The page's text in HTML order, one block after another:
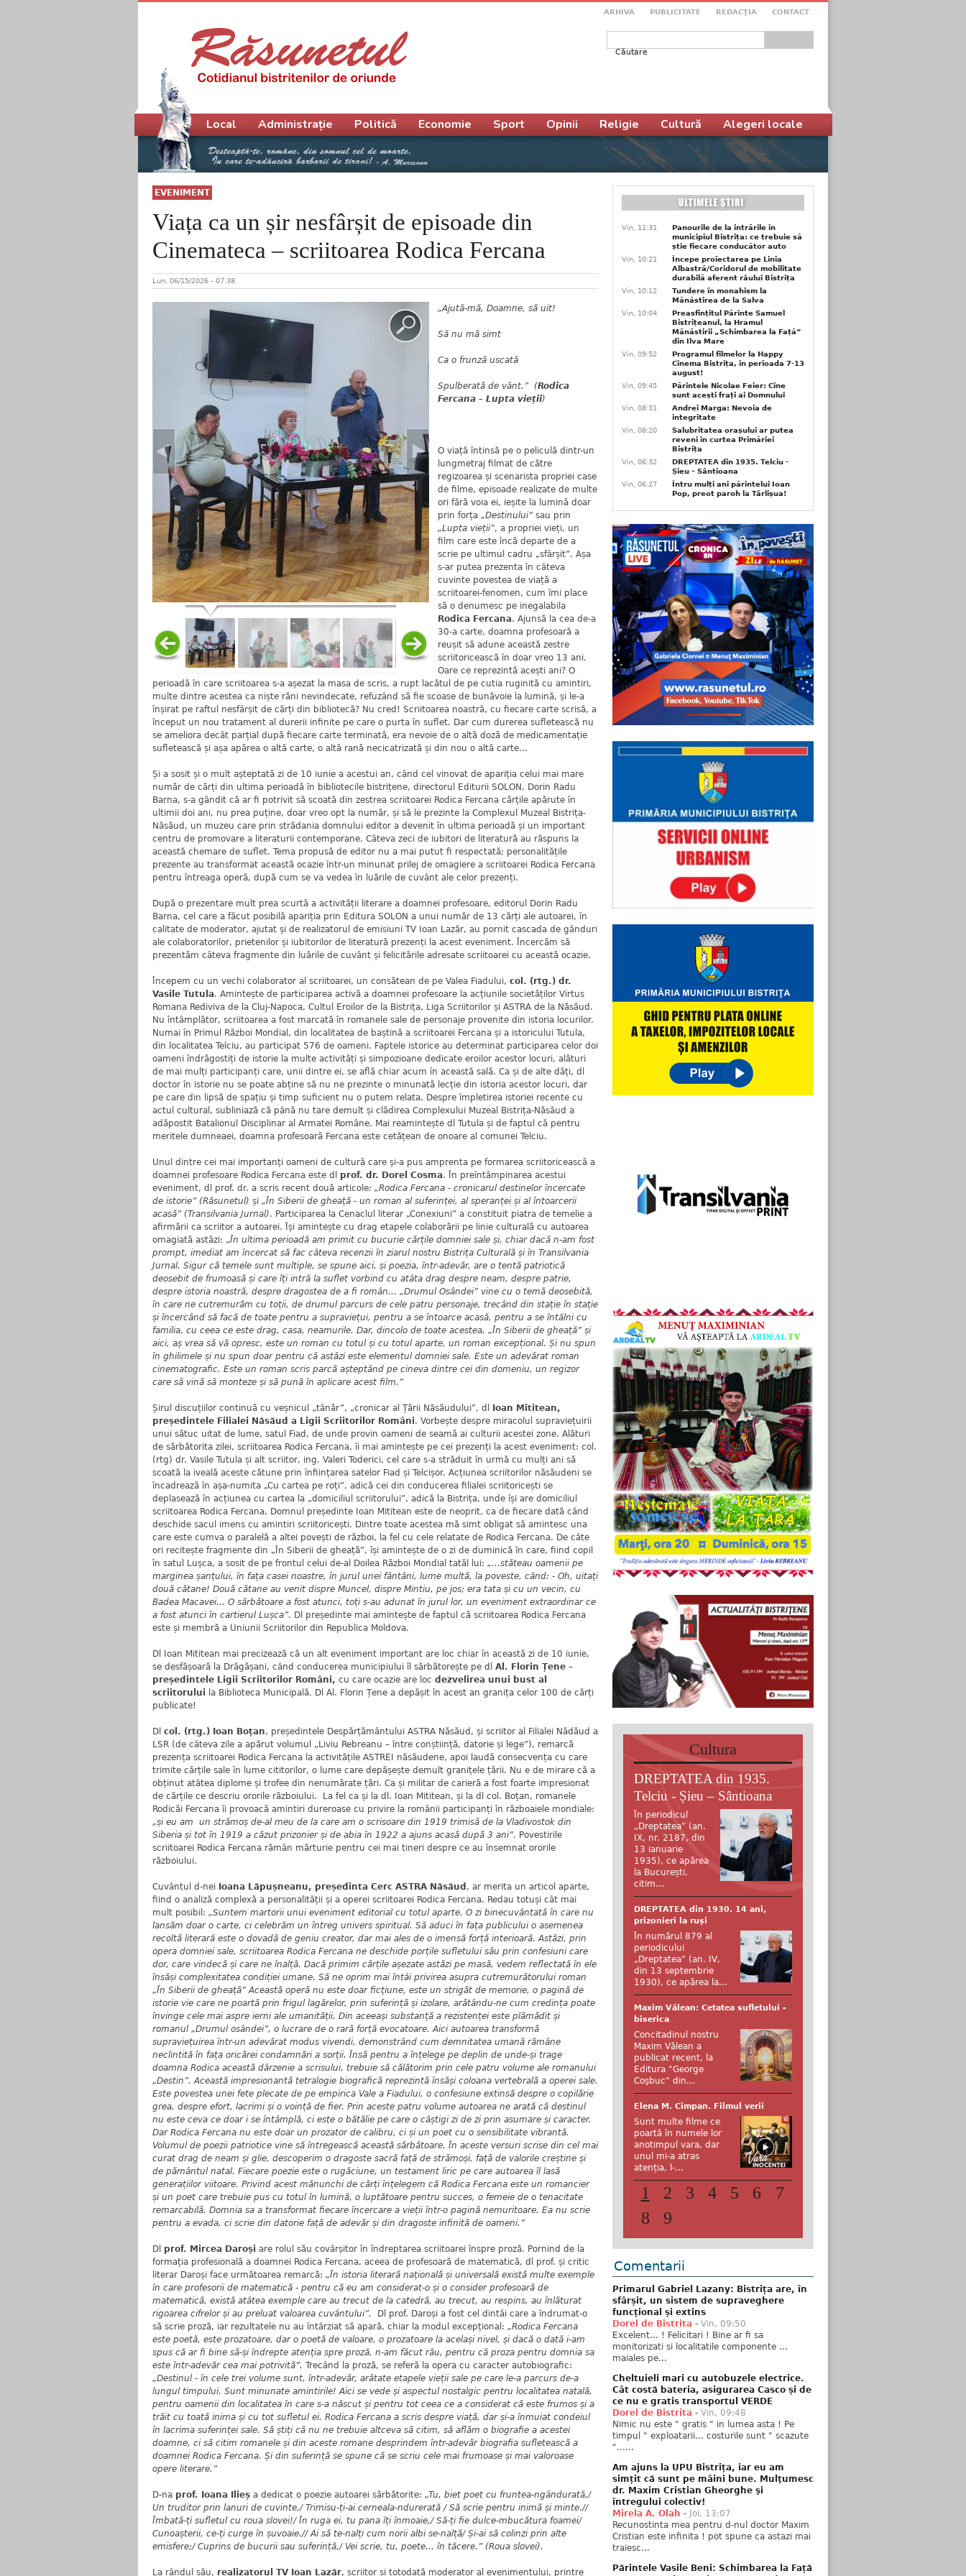
ARHIVA PUBLICITATE REDACŢIA CONTACT
Formular de căutare
EVENIMENT
Viața ca un șir nesfârșit de episoade din
Cinemateca – scriitoarea Rodica Fercana
Lun, 06/15/2026 - 07:38
„Ajută-mă, Doamne, să uit!
Să nu mă simt
Ca o frunză uscată
Spulberată de vânt.” (Rodica
Fercana – Lupta vieții)
O viață întinsă pe o peliculă dintr-un
lungmetraj filmat de către
regizoarea și scenarista propriei case
de filme, episoade realizate de multe
ori fără voia ei, ieșite la lumină doar
prin forța „Destinului”sau prin
„Lupta vieții”, a propriei vieți, un
film care este încă departe de a
scrie pe ultimul cadru „sfârșit”. Așa
s-ar putea prezenta în câteva
cuvinte povestea de viață a
scriitoarei-fenomen, cum îmi place
să o denumesc pe inegalabila
Rodica Fercana. Ajunsă la cea de-a
30-a carte, doamna profesoară a
reușit să adune această zestre
scriitoricească în doar vreo 13 ani.
Oare ce reprezintă acești ani? O
perioadă în care scriitoarea s-a așezat la masa de scris, a rupt lacătul de pe cutia ruginită cu amintiri,
multe dintre acestea ca niște răni nevindecate, refuzând să fie scoase de bunăvoie la lumină, și le-a
înșirat pe raftul nesfârșit de cărți din bibliotecă? Nu cred! Scriitoarea noastră, cu fiecare carte scrisă, a
început un nou tratament al durerii infinite pe care o purta în suflet. Dar cum durerea sufletească nu
se ameliora decât parțial după fiecare carte terminată, era nevoie de o altă doză de medicamentație
sufletească și așa apărea o altă carte, o altă rană necicatrizată și din nou o altă carte...
Și a sosit și o mult așteptată zi de 10 iunie a acestui an, când cel vinovat de apariția celui mai mare
număr de cărți din ultima perioadă în bibliotecile bistrițene, directorul Editurii SOLON, Dorin Radu
Barna, s-a gândit că ar fi potrivit să scoată din zestrea scriitoarei Rodica Fercana cărțile apărute în
ultimii doi ani, nu prea puține, doar vreo opt la număr, și să le prezinte la Complexul Muzeal Bistrița-
Năsăud, un muzeu care prin strădania domnului editor a devenit în ultima perioadă și un important
centru de promovare a literaturii contemporane. Câteva zeci de iubitori de literatură au răspuns la
această chemare de suflet. Tema propusă de editor nu a mai putut fi respectată; personalitățile
prezente au transformat această ocazie într-un minunat prilej de omagiere a scriitoarei Rodica Fercana
pentru întreaga operă, după cum se va vedea în luările de cuvânt ale celor prezenți.
După o prezentare mult prea scurtă a activității literare a doamnei profesoare, editorul Dorin Radu
Barna, cel care a făcut posibilă apariția prin Editura SOLON a unui număr de 13 cărți ale autoarei, în
calitate de moderator, ajutat și de realizatorul de emisiuni TV Ioan Lazăr, au pornit cascada de gânduri
ale colaboratorilor, prietenilor și iubitorilor de literatură prezenți la acest eveniment. Încercăm să
prezentăm câteva fragmente din luările de cuvânt și felicitările adresate scriitoarei cu această ocazie.
Începem cu un vechi colaborator al scriitoarei, un consătean de pe Valea Fiadului, col. (rtg.) dr.
Vasile Tutula. Amintește de participarea activă a doamnei profesoare la acțiunile societăților Virtus
Romana Rediviva de la Cluj-Napoca, Cultul Eroilor de la Bistrița, Liga Scriitorilor și ASTRA de la Năsăud.
Nu întâmplător, scriitoarea a fost marcată în romanele sale de personaje provenite din istoria locurilor.
Numai în Primul Război Mondial, din localitatea de baștină a scriitoarei Fercana și a istoricului Tutula,
din localitatea Telciu, au participat 576 de oameni. Faptele istorice au determinat participarea celor doi
oameni îndrăgostiți de istorie la multe activități și simpozioane dedicate eroilor acestor locuri, alături
de mai mulți participanți care, unii dintre ei, se află chiar acum în această sală. Ca și de alte dăți, dl
doctor în istorie nu se poate abține să nu ne prezinte o minunată lecție din istoria acestor locuri, dar
pe care din lipsă de spațiu și timp suficient nu o putem relata. Despre împletirea istoriei recente cu
actul cultural, subliniază că până nu tare demult și clădirea Complexului Muzeal Bistrița-Năsăud a
adăpostit Batalionul Disciplinar al Armatei Române. Mai reamintește dl Tutula și de faptul că pentru
meritele dumneaei, doamna profesoară Fercana este cetățean de onoare al comunei Telciu.
Unul dintre cei mai importanți oameni de cultură care și-a pus amprenta pe formarea scriitoricească a
doamnei profesoare Rodica Fercana este dl prof. dr. Dorel Cosma. În preîntâmpinarea acestui
eveniment, dl prof. dr. a scris recent două articole: „Rodica Fercana - cronicarul destinelor încercate
de istorie” (Răsunetul) și „În Siberii de gheață - un roman al suferinței, al speranței și al întoarcerii
acasă” (Transilvania Jurnal). Participarea la Cenaclul literar „Conexiuni” a constituit piatra de temelie a
afirmării ca scriitor a autoarei. Își amintește cu drag etapele colaborării pe linie culturală cu autoarea
omagiată astăzi: „În ultima perioadă am primit cu bucurie cărțile domniei sale și, chiar dacă n-am fost
prompt, imediat am încercat să fac câteva recenzii în ziarul nostru Bistrița Culturală și în Transilvania
Jurnal. Sigur că temele sunt multiple, se spune aici, și poezia, într-adevăr, are o tentă patriotică
deosebit de frumoasă și care îți intră la suflet vorbind cu atâta drag despre neam, despre patrie,
despre istoria noastră, despre dragostea de a fi român... „Drumul Osândei” vine cu o temă deosebită,
în care ne cutremurăm cu toții, de drumul parcurs de cele patru personaje, trecând din stație în stație
și încercând să facă de toate pentru a supraviețui, pentru a se întoarce acasă, pentru a se întâlni cu
familia, cu ceea ce este drag, casa, neamurile. Dar, dincolo de toate acestea, „În Siberii de gheață” și
aici, aș vrea să vă opresc, este un roman cu totul și cu totul aparte, un roman excepțional. Și nu spun
în ghilimele și nu spun doar pentru că astăzi este elementul domniei sale. Este un adevărat roman
cinematografic. Este un roman scris parcă așteptând pe cineva dintre cei din domeniu, un regizor
care să vină să monteze și să pună în aplicare acest film.”
Șirul discuțiilor continuă cu veșnicul „tânăr”, „cronicar al Țării Năsăudului”, dl
Ioan Mititean,
președintele Filialei Năsăud a Ligii Scriitorilor Români. Vorbește despre miracolul supraviețuirii
unui sătuc uitat de lume, satul Fiad, de unde provin oameni de seamă ai culturii acestei zone. Alături
de sărbătorita zilei, scriitoarea Rodica Fercana, îi mai amintește pe cei prezenți la acest eveniment: col.
(rtg) dr. Vasile Tutula și alt scriitor, ing. Valeri Toderici, cel care s-a străduit în urmă cu mulți ani să
scoată la iveală aceste cătune prin înființarea satelor Fiad și Telcișor. Acțiunea scriitorilor năsăudeni se
încadrează în așa-numita „Cu cartea pe roți”, adică cei din conducerea filialei scriitoricești se
deplasează în acțiunea cu cartea la „domiciliul scriitorului”, adică la Bistrița, unde își are domiciliul
scriitoarea Rodica Fercana. Domnul președinte Ioan Mititean este de neoprit, ca de fiecare dată când
deschide sacul imens cu amintiri scriitoricești. Dintre toate acestea mă simt obligat să amintesc una
care este cumva o paralelă a altei povești de război, la fel cu cele relatate de Rodica Fercana. De câte
ori recitește fragmente din „În Siberii de gheață”, își amintește de o zi de duminică în care, fiind copil
în satul Lușca, a sosit de pe frontul celui de-al Doilea Război Mondial tatăl lui: „...stăteau oamenii pe
marginea șanțului, în fața casei noastre, în jurul unei fântâni, lume multă, la poveste, când: - Oh, uitați
două cătane! Două cătane au venit dispre Muncel, dispre Mintiu, pe jos; era tata și cu un vecin, cu
Badea Macavei... O sărbătoare a fost atunci, toți s-au adunat în jurul lor, un eveniment extraordinar ce
a fost atunci în cartierul Lușca”. Dl președinte mai amintește de faptul că scriitoarea Rodica Fercana
este și membră a Uniunii Scriitorilor din Republica Moldova.
Dl Ioan Mititean mai precizează că un alt eveniment important are loc chiar în această zi de 10 iunie,
se desfășoară la Drăgășani, când conducerea municipiului îl sărbătorește pe dl Al. Florin Țene –
președintele Ligii Scriitorilor Români, cu care ocazie are loc dezvelirea unui bust al
scriitorului la Biblioteca Municipală. Dl Al. Florin Țene a depășit în acest an granița celor 100 de cărți
publicate!
Dl col. (rtg.) Ioan Boțan, președintele Despărțământului ASTRA Năsăud, și scriitor al Filialei Nădăud a
LSR (de câteva zile a apărut volumul „Liviu Rebreanu – între conștiință, datorie și lege”), remarcă
prezența scriitoarei Rodica Fercana la activitățile ASTREI năsăudene, apoi laudă consecvența cu care
trimite cărțile sale în lume cititorilor, o lume care depășește demult granițele țării. Nu e de mirare că a
obținut atâtea diplome și trofee din nenumărate țări. Ca și militar de carieră a fost foarte impresionat
de cărțile ce descriu ororile războiului. La fel ca și la dl. Ioan Mititean, și la dl col. Boțan, romanele
Rodicăi Fercana îi provoacă amintiri dureroase cu privire la românii participanți în războaiele mondiale:
„și eu am un strămoș de-al meu de la care am o scrisoare din 1919 trimisă de la Vladivostok din
Siberia și tot în 1919 a căzut prizonier și de abia în 1922 a ajuns acasă după 3 ani”. Povestirile
scriitoarei Rodica Fercana rămân mărturie pentru cei mai tineri despre ce au însemnat ororile
războiului.
Cuvântul d-nei Ioana Lăpușneanu, președinta Cerc ASTRA Năsăud , ar merita un articol aparte,
fiind o analiză complexă a personalității și a operei scriitoarei Rodica Fercana. Redau totuși cât mai
mult posibil: „Suntem martorii unui eveniment editorial cu totul aparte. O zi binecuvântată în care nu
lansăm doar o carte, ci celebrăm un întreg univers spiritual. Să aduci în fața publicului o asemenea
recoltă literară este o dovadă de geniu creator, dar mai ales de o imensă forță interioară. Astăzi, prin
opera domniei sale, scriitoarea Rodica Fercana ne deschide porțile sufletului său prin confesiuni care
dor, care vindecă și care ne înalță. Dacă primim cărțile așezate astăzi pe masă, vedem reflectată în ele
însăși complexitatea condiției umane. Să ne oprim mai întâi privirea asupra cutremurătorului roman
„În Siberii de gheață” Această operă nu este doar ficțiune, este un strigăt de memorie, o pagină de
istorie vie care ne poartă prin frigul lagărelor, prin suferință și izolare, arătându-ne cum credința poate
învinge cele mai aspre ierni ale umanității. Din aceeași substanță a rezistenței este plămădit și
romanul „Drumul osândei”, o lucrare de o rară forță evocatoare. Aici autoarea transformă
supraviețuirea într-un adevărat modus vivendi, demonstrând cum demnitatea umană rămâne
neclintită în fața oricărei condamnări a sorții. Însă pentru a înțelege pe deplin de unde-și trage
doamna Rodica această dârzenie a scrisului, trebuie să călătorim prin cele patru volume ale romanului
„Destin”. Această impresionantă tetralogie biografică reprezintă însăși coloana vertebrală a operei sale.
Este povestea unei fete plecate de pe empirica Vale a Fiadului, o confesiune extinsă despre o copilărie
grea, despre efort, lacrimi și o voință de fier. Prin aceste patru volume autoarea ne arată că destinul
nu este ceva ce doar i se întâmplă, ci este o bătălie pe care o câștigi zi de zi prin asumare și caracter.
Dar Rodica Fercana nu este doar un prozator de calibru, ci și un poet cu o sensibilitate vibrantă.
Volumul de poezii patriotice vine să întregească această sărbătoare. În aceste versuri scrise din cel mai
curat drag de neam și glie, descoperim o dragoste sacră față de strămoși, față de valorile creștine și
de pământul natal. Fiecare poezie este o rugăciune, un testament liric pe care autoarea îl lasă
generațiilor viitoare. Privind acest mănunchi de cărți înțelegem că Rodica Fercana este un romancier
și un poet care trebuie pus cu totul în lumină, o luptătoare pentru succes, o femeie de o tenacitate
remarcabilă. Domnia sa a transformat fiecare încercare a vieții într-o pagină nemuritoare. Ea nu scrie
pentru a evada, ci scrie din datorie față de adevăr și din dragoste infinită de oameni.”
Dl prof. Mircea Daroși are rolul său covârșitor în îndreptarea scriitoarei înspre proză. Pornind de la
formația profesională a doamnei Rodica Fercana, aceea de profesoară de matematică, dl prof. și critic
literar Daroși face următoarea remarcă: „În istoria literară națională și universală există multe exemple
în care profesorii de matematică - pentru că eu am considerat-o și o consider profesoară de
matematică, există atâtea exemple care au trecut de la catedră, au trecut, au respins, au înlăturat
rigoarea cifrelor și au preluat valoarea cuvântului”.
Dl prof. Daroși a fost cel dintâi care a îndrumat-o
să scrie proză, iar rezultatele nu au întârziat să apară, chiar la modul excepțional: „Rodica Fercana
este poetă, este prozatoare, dar o poetă de valoare, o prozatoare la același nivel, și dacă o dată i-am
spus că ar fi bine să-și îndrepte atenția spre proză, n-am făcut rău, pentru că proza pentru domnia sa
este într-adevăr cea mai potrivită”. Trecând la proză, se referă la opera cu caracter autobiografic:
„Destinul - în cele trei volume sunt, într-adevăr, arătate etapele vieții sale pe care le-a parcurs de-a
lungul timpului. Sunt minunate amintirile! Aici se vede și aspectul nostalgic pentru localitatea natală,
pentru oamenii din localitatea în care s-a născut și pentru tot ceea ce a considerat că este frumos și a
trăit cu toată inima și cu tot sufletul ei. Rodica Fercana a scris despre viață, dar și-a înmuiat condeiul
în lacrima suferinței sale. Să știți că nu ne trebuie altceva să citim, să aflăm o biografie a acestei
doamne, ci să citim romanele și din aceste romane desprindem într-adevăr biografia sufletească a
doamnei Rodica Fercana. Și din suferință se spune că se scriu cele mai frumoase și mai valoroase
opere literare.”
D-na prof. Ioana Ilieș a dedicat o poezie autoarei sărbătorite: „Tu, biet poet cu fruntea-ngândurată,/
Un truditor prin lanuri de cuvinte,/ Trimisu-ți-ai cerneala-ndurerată / Să scrie pentru inimă și minte.//
Îmbată-ți sufletul cu roua slovei!/ În ruga ei, tu pana îți înmoaie,/ Să-ți fie dulce-mbucătura foamei/
Cunoașterii, ce-ți curge în șuvoaie.// Ai să te-nalți cum norii albi se-nalță/ Și-ai să colinzi prin alte
emisfere;/ Cuprins de bucurii sau suferință,/ Vei scrie, tu, poete... în tăcere.” (Roua slovei).
La rândul său, realizatorul TV Ioan Lazăr, scriitor și totodată moderator al evenimentului, printre
Meniu principal
Local Administrație Politică Economie Sport Opinii Religie Cultură Alegeri locale
Vin, 11:31
Panourile de la intrările în
municipiul Bistrița: ce trebuie să
știe fiecare conducător auto
Vin, 10:21
Începe proiectarea pe Linia
Albastră/Coridorul de mobilitate
durabilă aferent râului Bistrița
Vin, 10:12
Tundere în monahism la
Mănăstirea de la Salva
Vin, 10:04
Preasfințitul Părinte Samuel
Bistrițeanul, la Hramul
Mănăstirii „Schimbarea la Față”
din Ilva Mare
Vin, 09:52
Programul filmelor la Happy
Cinema Bistrița, în perioada 7-13
august!
Vin, 09:45
Părintele Nicolae Feier: Cine
sunt acești frați ai Domnului
Vin, 08:31
Andrei Marga: Nevoia de
integritate
Vin, 08:20
Salubritatea orașului ar putea
reveni în curtea Primăriei
Bistrița
Vin, 06:32
DREPTATEA din 1935. Telciu -
Șieu – Sântioana
Vin, 06:27
Întru mulți ani părintelui Ioan
Pop, preot paroh la Târlișua!
Cultura
DREPTATEA din 1935.
Telciu - Șieu – Sântioana
În periodicul
„Dreptatea” (an.
IX, nr. 2187, din
13 ianuarie
1935), ce apărea
la București,
citim...
DREPTATEA din 1930. 14 ani,
prizonieri la ruși
În numărul 879 al
periodicului
„Dreptatea” (an. IV,
din 13 septembrie
1930), ce apărea la...
Maxim Vălean: Cetatea sufletului -
biserica
Concitadinul nostru
Maxim Vălean a
publicat recent, la
Editura "George
Coşbuc" din...
Elena M. Cîmpan. Filmul verii
Sunt multe filme ce
poartă în numele lor
anotimpul vara, dar
unul mi-a atras
atenția, l-...
1 2 3 4 5 6
7
8
9
Comentarii
Primarul Gabriel Lazany: Bistrița are, în
sfârșit, un sistem de supraveghere
funcțional și extins
Dorel de Bistrita - Vin, 09:50
Excelent... ! Felicitari ! Bine ar fi sa
monitorizati si localitatile componente ...
maiales pe...
Cheltuieli mari cu autobuzele electrice.
Cât costă bateria, asigurarea Casco și de
ce nu e gratis transportul VERDE
Dorel de Bistrita - Vin, 09:48
Nimic nu este " gratis " in lumea asta ! Pe
timpul " exploatarii... costurile sunt " scazute
"......
Am ajuns la UPU Bistrița, iar eu am
simțit că sunt pe mâini bune. Mulţumesc
dr. Maxim Cristian Gheorghe şi
întregului colectiv!
Mirela A. Olah - Joi, 13:07
Recunostinta mea pentru d-nul doctor Maxim
Cristian este infinita ! pot spune ca astazi mai
traiesc...
Părintele Vasile Beni: Schimbarea la Față